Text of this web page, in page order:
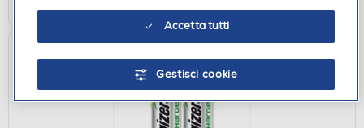
Accetta tutti
Gestisci cookie